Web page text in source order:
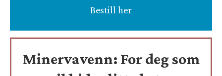
Bestill her
Minervavenn: For deg som